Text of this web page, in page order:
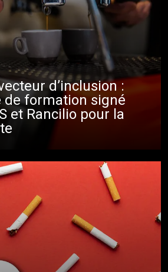
d’inclusion :
de formation signé
et Rancilio pour la